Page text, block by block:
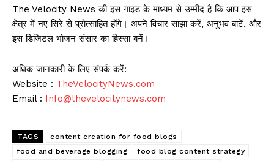
The Velocity News की इस गाइड के माध्यम से उम्मीद है कि आप इस
क्षेत्र में नए सिरे से प्रोत्साहित होंगे। अपने विचार साझा करें, अनुभव बांटें, और
इस डिजिटल भोजन संसार का हिस्सा बनें।
अधिक जानकारी के लिए संपर्क करें:
Website : TheVelocityNews.com
Email : Info@thevelocitynews.com
TAGS
content creation for food blogs
food and beverage blogging
food blog content strategy